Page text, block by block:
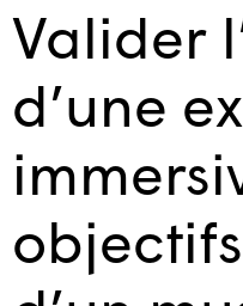
Valider
d’une